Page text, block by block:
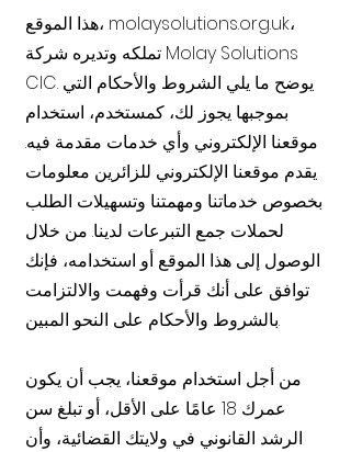
هذا الموقع، molaysolutions.org.uk،
تملكه وتديره شركة Molay Solutions
CIC. يوضح ما يلي الشروط والأحكام التي
بموجبها يجوز لك، كمستخدم، استخدام
موقعنا الإلكتروني وأي خدمات مقدمة فيه.
يقدم موقعنا الإلكتروني للزائرين معلومات
بخصوص خدماتنا ومهمتنا وتسهيلات الطلب
لحملات جمع التبرعات لدينا. من خلال
الوصول إلى هذا الموقع أو استخدامه، فإنك
توافق على أنك قرأت وفهمت والالتزامت
بالشروط والأحكام على النحو المبين.
من أجل استخدام موقعنا، يجب أن يكون
عمرك 18 عامًا على الأقل، أو تبلغ سن
الرشد القانوني في ولايتك القضائية، وأن